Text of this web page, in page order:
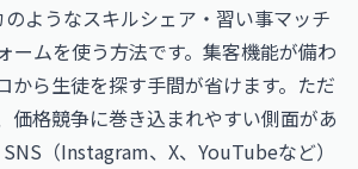
ようなスキルシェア・習い事マッチ
ームを使う方法です。集客機能が備わ
から生徒を探す手間が省けます。ただ
価格競争に巻き込まれやすい側面があ
（Instagram、X、YouTubeなど）